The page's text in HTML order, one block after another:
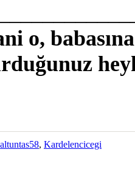
o,
altuntas58, Kardelencicegi